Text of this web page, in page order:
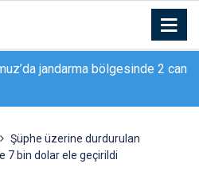
jandarma bölgesinde 2 can
’Düğün Konvoyu’ uyarısı:
Şüphe üzerine durdurulan
7 bin dolar ele geçirildi